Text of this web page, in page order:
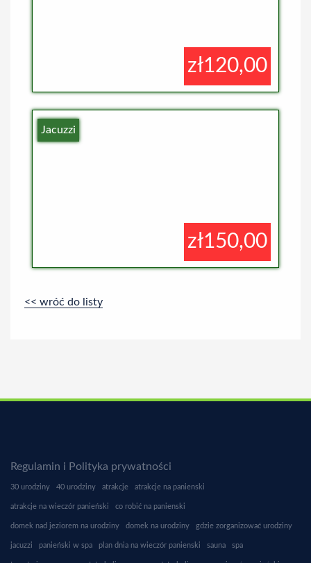
zł120,00
Jacuzzi
zł150,00
<< wróć do listy
Regulamin i Polityka prywatności
30 urodziny 40 urodziny atrakcje atrakcje na panienski
atrakcje na wieczór panieński co robić na panienski
domek nad jeziorem na urodziny domek na urodziny gdzie zorganizować urodziny
jacuzzi panieński w spa plan dnia na wieczór panienski sauna spa